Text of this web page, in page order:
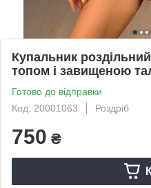
Купальник
топом і завищеною
Готово до відправки
Код: 20001063
Роздріб
750 ₴